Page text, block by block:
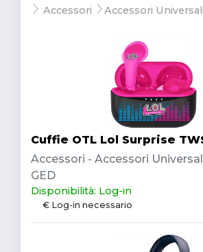
Accessori Accessori Universali
Cuffie OTL Lol Surprise
Accessori - Accessori
GED
Disponibilità: Log-in
€ Log-in necessario